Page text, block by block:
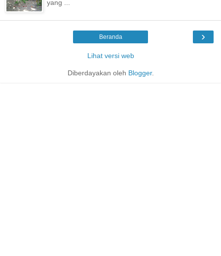
yang ...
›
Beranda
Lihat versi web
Diberdayakan oleh Blogger.